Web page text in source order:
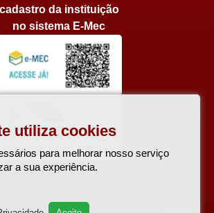
utiliza cookies
para melhorar nosso serviço
a sua experiência.
cadastro da instituição
no sistema E-Mec